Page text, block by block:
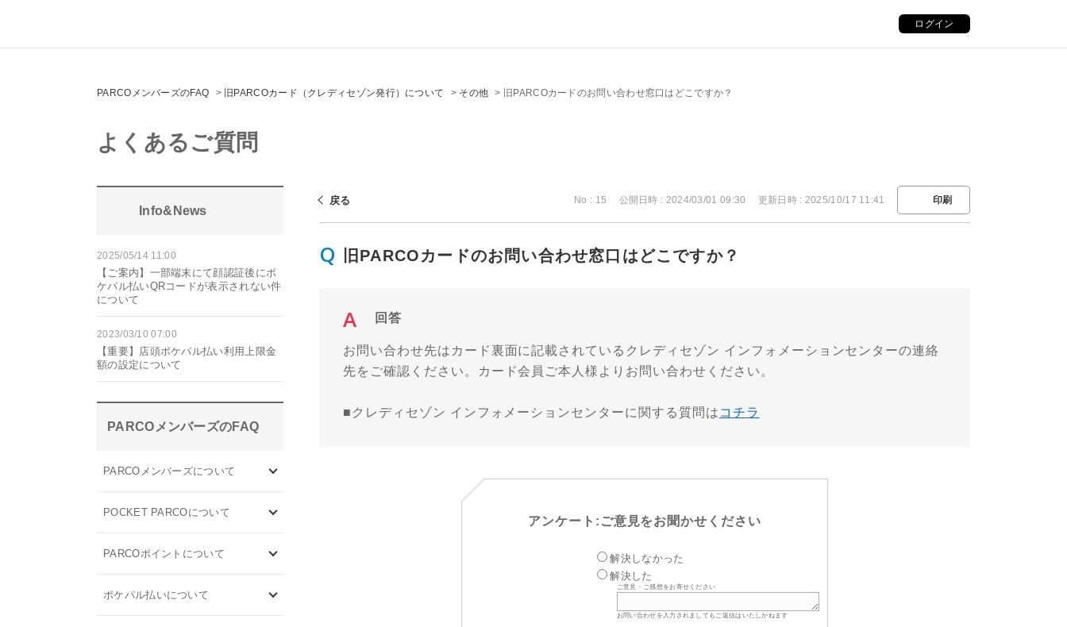
ログイン
PARCOメンバーズのFAQ > 旧PARCOカード（クレディセゾン発行）について > その他 > 旧PARCOカードのお問い合わせ窓口はどこですか？
よくあるご質問
Info&News
2025/05/14 11:00
【ご案内】一部端末にて顔認証後にポ
ケパル払いQRコードが表示されない件
について
2023/03/10 07:00
【重要】店頭ポケパル払い利用上限金
額の設定について
PARCOメンバーズのFAQ
PARCOメンバーズについて
POCKET PARCOについて
PARCOポイントについて
ポケパル払いについて
戻る No : 15 公開日時 : 2024/03/01 09:30 更新日時 : 2025/10/17 11:41 印刷
旧PARCOカードのお問い合わせ窓口はどこですか？
回答
お問い合わせ先はカード裏面に記載されているクレディセゾン インフォメーションセンターの連絡
先をご確認ください。カード会員ご本人様よりお問い合わせください。
■クレディセゾン インフォメーションセンターに関する質問は コチラ
アンケート:ご意見をお聞かせください
解決しなかった
解決した
ご意見・ご感想をお寄せください
お問い合わせを入力されましてもご返信はいたしかねます